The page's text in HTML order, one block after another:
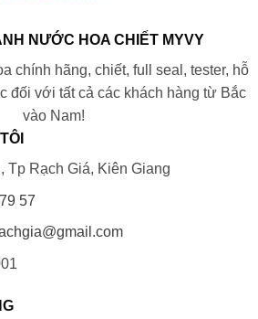
NƯỚC HOA CHIẾT MYVY
chính hãng, chiết, full seal, tester, hỗ
đối với tất cả các khách hàng từ Bắc
vào Nam!
Tp Rạch Giá, Kiên Giang
57